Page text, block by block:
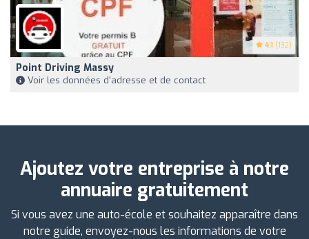
4.1 (132)
Point Driving Massy
Voir les données d'adresse et de contact
Ajoutez votre entreprise à notre
annuaire gratuitement
Si vous avez une auto-école et souhaitez apparaître dans
notre guide, envoyez-nous les informations de votre